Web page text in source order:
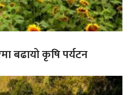
बढायो कृषि पर्यटन